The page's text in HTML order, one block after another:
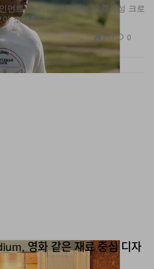
먼트, 컬처와 부딪히는 요즘감성 크로
소개합니다.
993 0
영화 같은 재료 중심 디자